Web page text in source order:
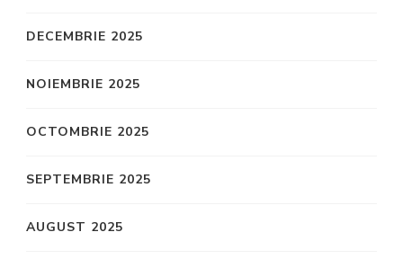
DECEMBRIE 2025
NOIEMBRIE 2025
OCTOMBRIE 2025
SEPTEMBRIE 2025
AUGUST 2025